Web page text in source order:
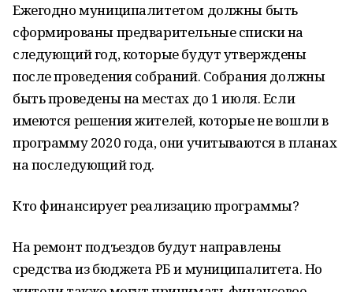
Ежегодно муниципалитетом должны быть
сформированы предварительные списки на
следующий год, которые будут утверждены
после проведения собраний. Собрания должны
быть проведены на местах до 1 июля. Если
имеются решения жителей, которые не вошли в
программу 2020 года, они учитываются в планах
на последующий год.
Кто финансирует реализацию программы?
На ремонт подъездов будут направлены
средства из бюджета РБ и муниципалитета. Но